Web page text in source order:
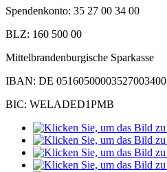
Spendenkonto: 35 27 00 34 00
BLZ: 160 500 00
Mittelbrandenburgische Sparkasse
IBAN: DE 05160500003527003400
BIC: WELADED1PMB